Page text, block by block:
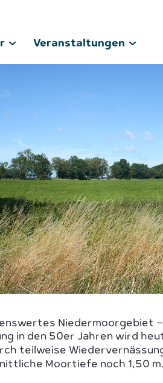
Veranstaltungen
Niedermoorgebiet
in den 50er Jahren wird
teilweise
Moortiefe noch 1,50 m.